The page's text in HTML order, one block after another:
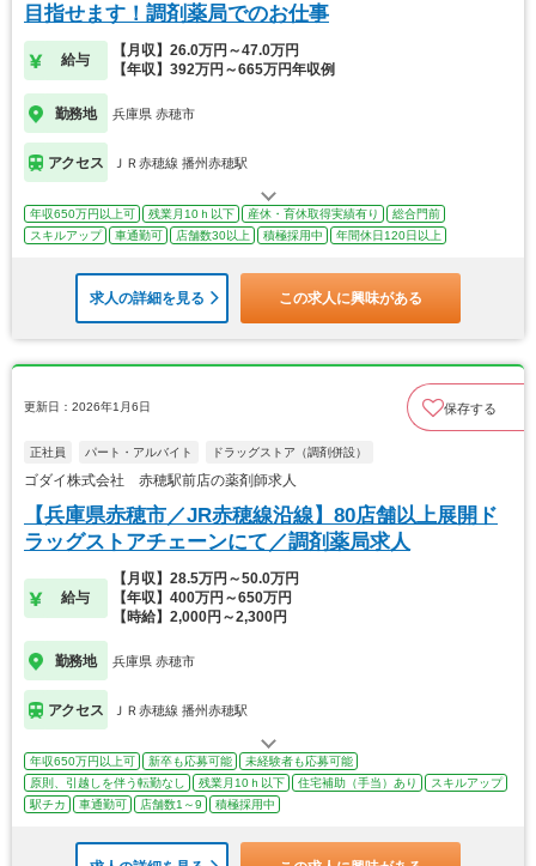
目指せます！調剤薬局でのお仕事
給与
【月収】26.0万円～47.0万円
【年収】392万円～665万円年収例
勤務地 兵庫県 赤穂市
アクセス ＪＲ赤穂線 播州赤穂駅
年収650万円以上可 残業月10ｈ以下 産休・育休取得実績有り
総合門前
スキルアップ
車通勤可 店舗数30以上 積極採用中 年間休日120日以上
求人の詳細を見る この求人に興味がある
更新日：2026年1月6日 保存する
正社員 パート・アルバイト ドラッグストア（調剤併設）
ゴダイ株式会社 赤穂駅前店の薬剤師求人
【兵庫県赤穂市／JR赤穂線沿線】80店舗以上展開ド
ラッグストアチェーンにて／調剤薬局求人
給与
【月収】28.5万円～50.0万円
【年収】400万円～650万円
【時給】2,000円～2,300円
勤務地 兵庫県 赤穂市
アクセス ＪＲ赤穂線 播州赤穂駅
年収650万円以上可 新卒も応募可能
未経験者も応募可能
原則、引越しを伴う転勤なし
残業月10ｈ以下 住宅補助（手当）あり
スキルアップ
駅チカ
車通勤可 店舗数1～9 積極採用中